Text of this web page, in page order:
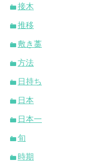
接木
推移
敷き藁
方法
日持ち
日本
日本一
旬
時期